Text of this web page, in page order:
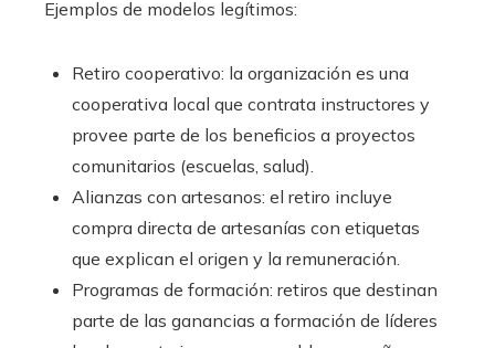
Ejemplos de modelos legítimos:
Retiro cooperativo: la organización es una
cooperativa local que contrata instructores y
provee parte de los beneficios a proyectos
comunitarios (escuelas, salud).
Alianzas con artesanos: el retiro incluye
compra directa de artesanías con etiquetas
que explican el origen y la remuneración.
Programas de formación: retiros que destinan
parte de las ganancias a formación de líderes